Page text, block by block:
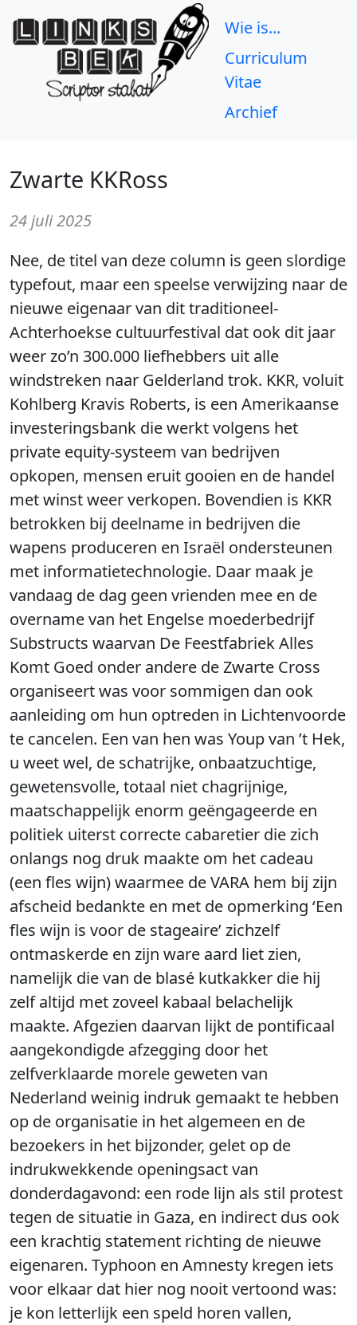
Wie is...
Curriculum
Vitae
Archief
Zwarte KKRoss
24 juli 2025
Nee, de titel van deze column is geen slordige
typefout, maar een speelse verwijzing naar de
nieuwe eigenaar van dit traditioneel-
Achterhoekse cultuurfestival dat ook dit jaar
weer zo’n 300.000 liefhebbers uit alle
windstreken naar Gelderland trok. KKR, voluit
Kohlberg Kravis Roberts, is een Amerikaanse
investeringsbank die werkt volgens het
private equity-systeem van bedrijven
opkopen, mensen eruit gooien en de handel
met winst weer verkopen. Bovendien is KKR
betrokken bij deelname in bedrijven die
wapens produceren en Israël ondersteunen
met informatietechnologie. Daar maak je
vandaag de dag geen vrienden mee en de
overname van het Engelse moederbedrijf
Substructs waarvan De Feestfabriek Alles
Komt Goed onder andere de Zwarte Cross
organiseert was voor sommigen dan ook
aanleiding om hun optreden in Lichtenvoorde
te cancelen. Een van hen was Youp van ’t Hek,
u weet wel, de schatrijke, onbaatzuchtige,
gewetensvolle, totaal niet chagrijnige,
maatschappelijk enorm geëngageerde en
politiek uiterst correcte cabaretier die zich
onlangs nog druk maakte om het cadeau
(een fles wijn) waarmee de VARA hem bij zijn
afscheid bedankte en met de opmerking ‘Een
fles wijn is voor de stageaire’ zichzelf
ontmaskerde en zijn ware aard liet zien,
namelijk die van de blasé kutkakker die hij
zelf altijd met zoveel kabaal belachelijk
maakte. Afgezien daarvan lijkt de pontificaal
aangekondigde afzegging door het
zelfverklaarde morele geweten van
Nederland weinig indruk gemaakt te hebben
op de organisatie in het algemeen en de
bezoekers in het bijzonder, gelet op de
indrukwekkende openingsact van
donderdagavond: een rode lijn als stil protest
tegen de situatie in Gaza, en indirect dus ook
een krachtig statement richting de nieuwe
eigenaren. Typhoon en Amnesty kregen iets
voor elkaar dat hier nog nooit vertoond was:
je kon letterlijk een speld horen vallen,